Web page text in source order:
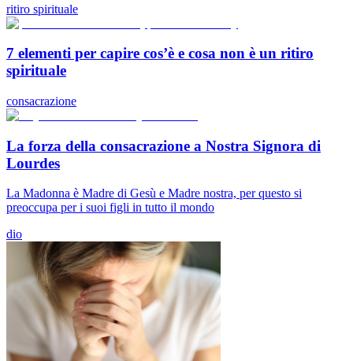
ritiro spirituale
7 elementi per capire cos’è e cosa non è un ritiro
spirituale
consacrazione
La forza della consacrazione a Nostra Signora di
Lourdes
La Madonna è Madre di Gesù e Madre nostra, per questo si
preoccupa per i suoi figli in tutto il mondo
dio